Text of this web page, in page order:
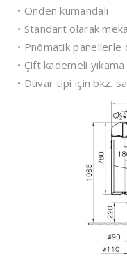
• Önden kumandalı
• Standart olarak
• Pnömatik panellerle
• Çift kademeli yıkama
• Duvar tipi için bkz.